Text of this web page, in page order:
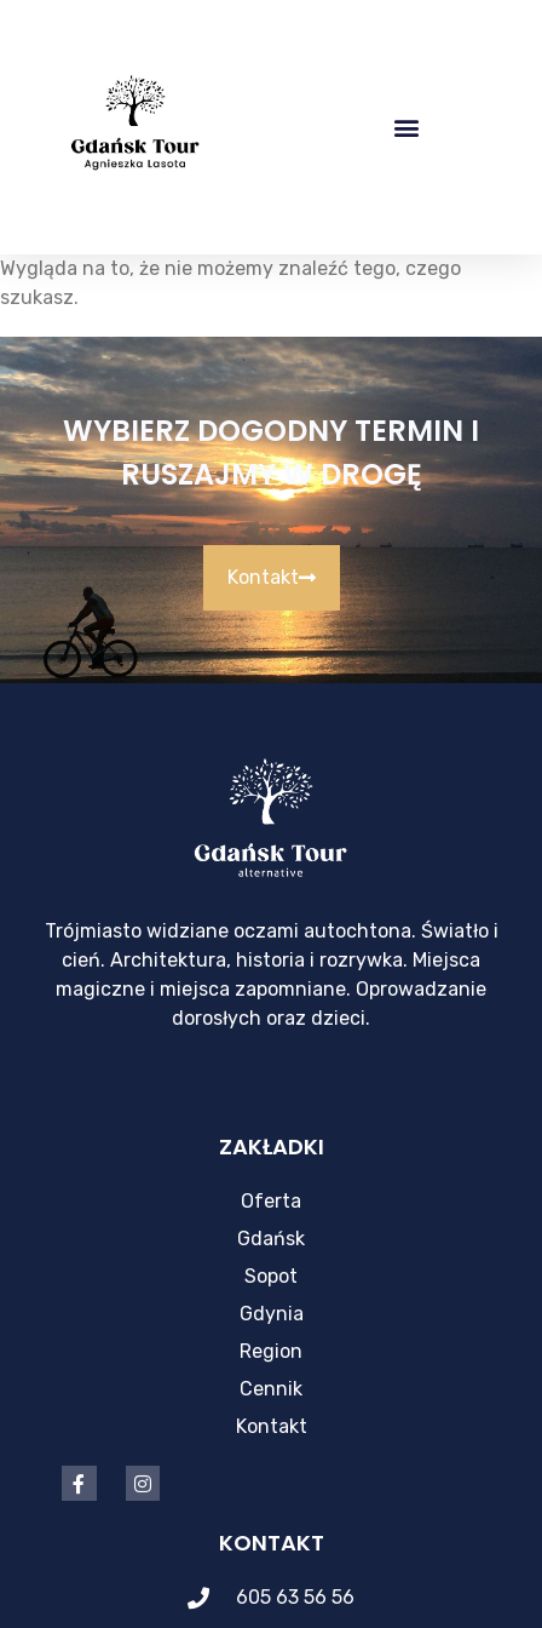
Wygląda na to, że nie możemy znaleźć tego, czego
szukasz.
WYBIERZ DOGODNY TERMIN I
RUSZAJMY W DROGĘ
Kontakt
Trójmiasto widziane oczami autochtona. Światło i
cień. Architektura, historia i rozrywka. Miejsca
magiczne i miejsca zapomniane. Oprowadzanie
dorosłych oraz dzieci.
ZAKŁADKI
Oferta
Gdańsk
Sopot
Gdynia
Region
Cennik
Kontakt
KONTAKT
605 63 56 56